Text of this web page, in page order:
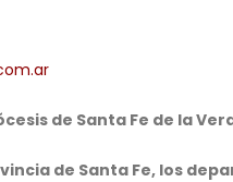
de Santa Fe de la
de Santa Fe, los